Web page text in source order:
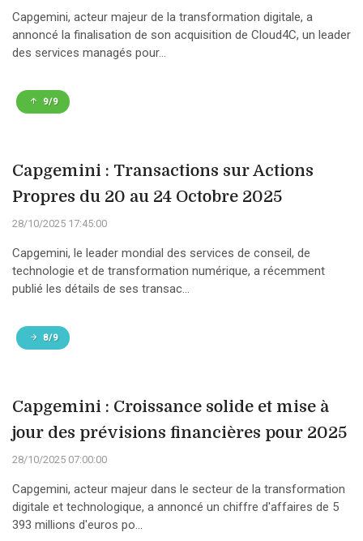
Capgemini, acteur majeur de la transformation digitale, a
annoncé la finalisation de son acquisition de Cloud4C, un leader
des services managés pour...
9/9
Capgemini : Transactions sur Actions
Propres du 20 au 24 Octobre 2025
28/10/2025 17:45:00
Capgemini, le leader mondial des services de conseil, de
technologie et de transformation numérique, a récemment
publié les détails de ses transac...
8/9
Capgemini : Croissance solide et mise à
jour des prévisions financières pour 2025
28/10/2025 07:00:00
Capgemini, acteur majeur dans le secteur de la transformation
digitale et technologique, a annoncé un chiffre d'affaires de 5
393 millions d'euros po...